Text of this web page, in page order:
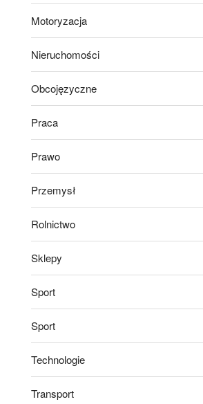
Motoryzacja
Nieruchomości
Obcojęzyczne
Praca
Prawo
Przemysł
Rolnictwo
Sklepy
Sport
Sport
Technologie
Transport